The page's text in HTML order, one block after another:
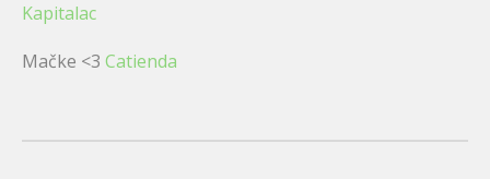
Kapitalac
Mačke <3 Catienda